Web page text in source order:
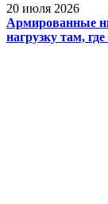
20 июля 2026
Армированные
нагрузку там,